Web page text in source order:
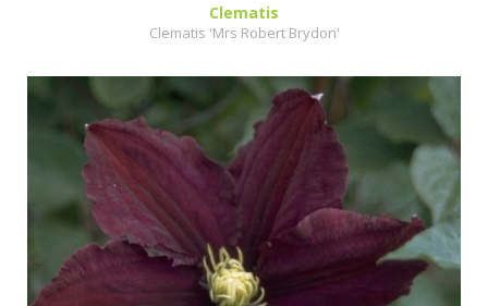
Clematis
Clematis 'Mrs Robert Brydon'